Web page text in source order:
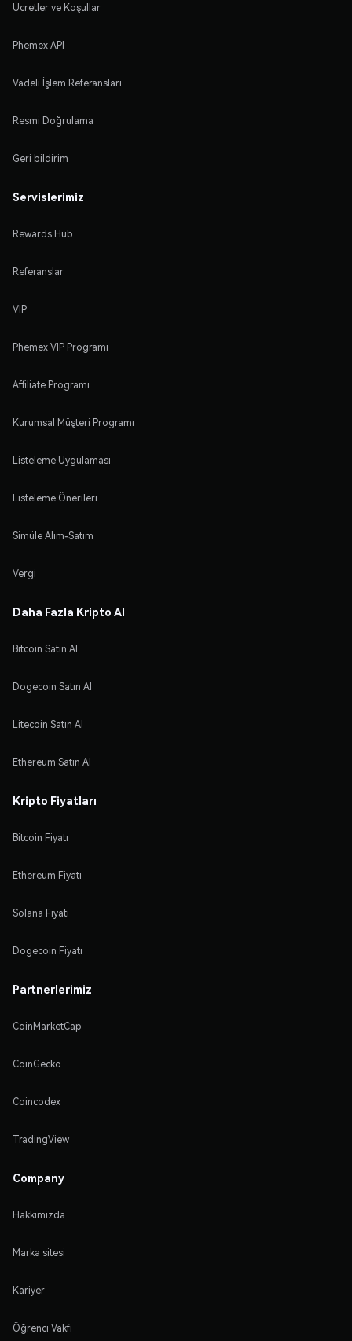
Ücretler ve Koşullar
Phemex API
Vadeli İşlem Referansları
Resmi Doğrulama
Geri bildirim
Servislerimiz
Rewards Hub
Referanslar
VIP
Phemex VIP Programı
Affiliate Programı
Kurumsal Müşteri Programı
Listeleme Uygulaması
Listeleme Önerileri
Simüle Alım-Satım
Vergi
Daha Fazla Kripto Al
Bitcoin Satın Al
Dogecoin Satın Al
Litecoin Satın Al
Ethereum Satın Al
Kripto Fiyatları
Bitcoin Fiyatı
Ethereum Fiyatı
Solana Fiyatı
Dogecoin Fiyatı
Partnerlerimiz
CoinMarketCap
CoinGecko
Coincodex
TradingView
Company
Hakkımızda
Marka sitesi
Kariyer
Öğrenci Vakfı